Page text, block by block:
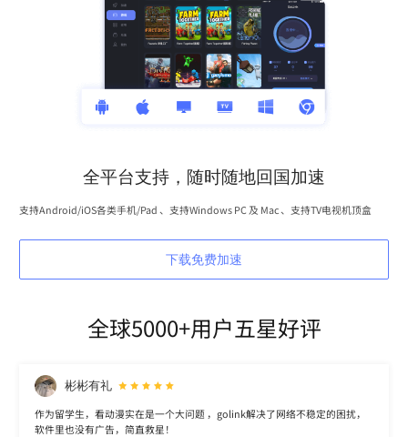
全平台支持，随时随地回国加速
支持Android/iOS各类手机/Pad 、支持Windows PC 及 Mac 、支持TV电视机顶盒
下载免费加速
全球5000+用户五星好评
彬彬有礼
作为留学生，看动漫实在是一个大问题 ，golink解决了网络不稳定的困扰，
软件里也没有广告，简直救星！